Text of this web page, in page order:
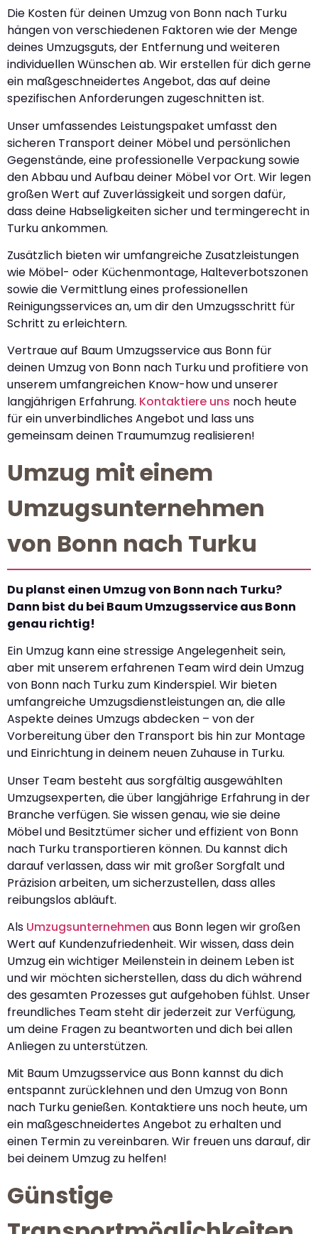
Die Kosten für deinen Umzug von Bonn nach Turku
hängen von verschiedenen Faktoren wie der Menge
deines Umzugsguts, der Entfernung und weiteren
individuellen Wünschen ab. Wir erstellen für dich gerne
ein maßgeschneidertes Angebot, das auf deine
spezifischen Anforderungen zugeschnitten ist.
Unser umfassendes Leistungspaket umfasst den
sicheren Transport deiner Möbel und persönlichen
Gegenstände, eine professionelle Verpackung sowie
den Abbau und Aufbau deiner Möbel vor Ort. Wir legen
großen Wert auf Zuverlässigkeit und sorgen dafür,
dass deine Habseligkeiten sicher und termingerecht in
Turku ankommen.
Zusätzlich bieten wir umfangreiche Zusatzleistungen
wie Möbel- oder Küchenmontage, Halteverbotszonen
sowie die Vermittlung eines professionellen
Reinigungsservices an, um dir den Umzugsschritt für
Schritt zu erleichtern.
Vertraue auf Baum Umzugsservice aus Bonn für
deinen Umzug von Bonn nach Turku und profitiere von
unserem umfangreichen Know-how und unserer
langjährigen Erfahrung. Kontaktiere uns noch heute
für ein unverbindliches Angebot und lass uns
gemeinsam deinen Traumumzug realisieren!
Umzug mit einem
Umzugsunternehmen
von Bonn nach Turku
Du planst einen Umzug von Bonn nach Turku?
Dann bist du bei Baum Umzugsservice aus Bonn
genau richtig!
Ein Umzug kann eine stressige Angelegenheit sein,
aber mit unserem erfahrenen Team wird dein Umzug
von Bonn nach Turku zum Kinderspiel. Wir bieten
umfangreiche Umzugsdienstleistungen an, die alle
Aspekte deines Umzugs abdecken – von der
Vorbereitung über den Transport bis hin zur Montage
und Einrichtung in deinem neuen Zuhause in Turku.
Unser Team besteht aus sorgfältig ausgewählten
Umzugsexperten, die über langjährige Erfahrung in der
Branche verfügen. Sie wissen genau, wie sie deine
Möbel und Besitztümer sicher und effizient von Bonn
nach Turku transportieren können. Du kannst dich
darauf verlassen, dass wir mit großer Sorgfalt und
Präzision arbeiten, um sicherzustellen, dass alles
reibungslos abläuft.
Als Umzugsunternehmen aus Bonn legen wir großen
Wert auf Kundenzufriedenheit. Wir wissen, dass dein
Umzug ein wichtiger Meilenstein in deinem Leben ist
und wir möchten sicherstellen, dass du dich während
des gesamten Prozesses gut aufgehoben fühlst. Unser
freundliches Team steht dir jederzeit zur Verfügung,
um deine Fragen zu beantworten und dich bei allen
Anliegen zu unterstützen.
Mit Baum Umzugsservice aus Bonn kannst du dich
entspannt zurücklehnen und den Umzug von Bonn
nach Turku genießen. Kontaktiere uns noch heute, um
ein maßgeschneidertes Angebot zu erhalten und
einen Termin zu vereinbaren. Wir freuen uns darauf, dir
bei deinem Umzug zu helfen!
Günstige